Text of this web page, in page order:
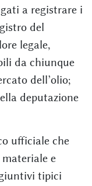
a registrare i
del
legale,
da chiunque
dell’olio;
deputazione
ufficiale che
e
tipici